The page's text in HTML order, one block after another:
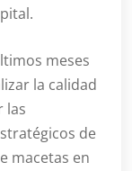
meses
la calidad
las
de
macetas en